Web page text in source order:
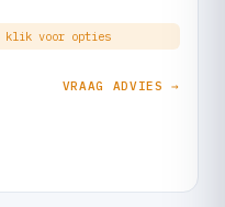
klik voor opties
VRAAG ADVIES →